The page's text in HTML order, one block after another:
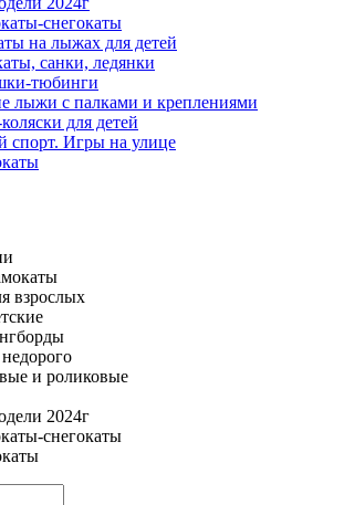
снегокаты
на лыжах для детей
санки, ледянки
тюбинги
лыжи с палками и креплениями
для детей
спорт. Игры на улице
взрослых
и роликовые
2024г
снегокаты